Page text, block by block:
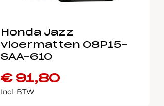
Honda Jazz
vloermatten 08P15-
SAA-610
€91,80
Incl. BTW